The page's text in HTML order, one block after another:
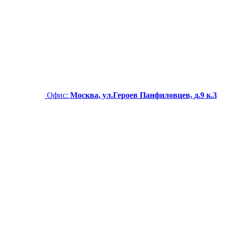
Офис: Москва, ул.Героев Панфиловцев, д.9 к.3